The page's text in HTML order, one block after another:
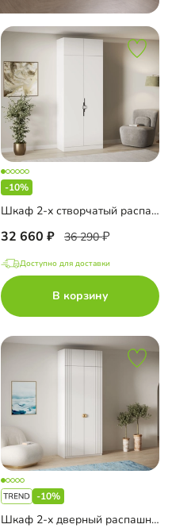
-10%
Шкаф 2-х створчатый распашной Элавия-2 Премиум с антресолью
32 660 36 290
Доступно для доставки
В корзину
-10%
Шкаф 2-х дверный распашной Санторини-2 Лайф с антресолью